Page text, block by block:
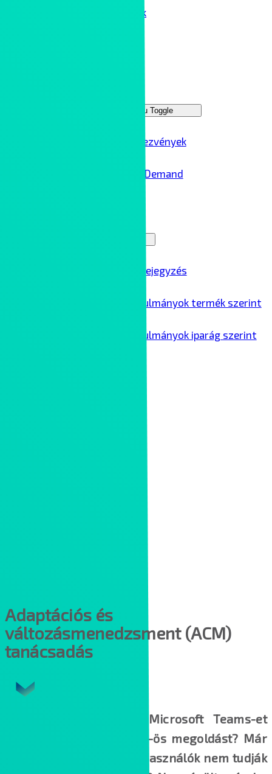
Technológai partnereink
Menu Toggle
Ipar 4.0 rendezvények
Ipar 4.0 – On Demand
Összes blogbejegyzés
Ipari esettanulmányok termék szerint
Ipari esettanulmányok iparág szerint
Adaptációs és
változásmenedzsment (ACM)
tanácsadás
Szeretné bevezetni a Microsoft Teams-et
vagy más Microsoft 365-ös megoldást? Már
be van vezetve, de a felhasználók nem tudják